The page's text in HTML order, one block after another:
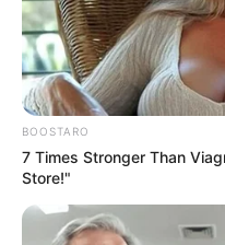
Posted
in
Friss hírek
Örülhetnek a
Tisza
nem volt még
by Szerző • June 15, 2026
BOOSTARO
7 Times Stronger Than
Store!"